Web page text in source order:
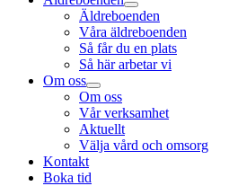
Äldreboenden
Våra äldreboenden
Så får du en plats
Så här arbetar vi
Om oss
Om oss
Vår verksamhet
Aktuellt
Välja vård och omsorg
Kontakt
Boka tid